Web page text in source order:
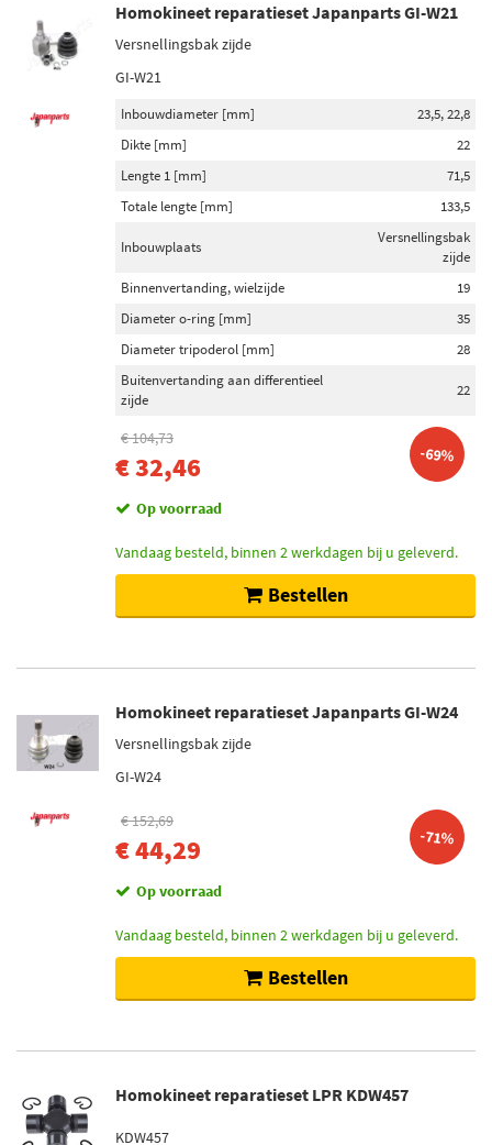
Homokineet reparatieset Japanparts GI-W21
Versnellingsbak zijde
GI-W21
Inbouwdiameter [mm]
23,5, 22,8
Dikte [mm]
22
Lengte 1 [mm]
71,5
Totale lengte [mm]
133,5
Inbouwplaats
Versnellingsbak
zijde
Binnenvertanding, wielzijde
19
Diameter o-ring [mm]
35
Diameter tripoderol [mm]
28
Buitenvertanding aan differentieel
zijde
22
€ 104,73
€ 32,46 -69%
Op voorraad
Vandaag besteld, binnen 2 werkdagen bij u geleverd.
Bestellen
Homokineet reparatieset Japanparts GI-W24
Versnellingsbak zijde
GI-W24
€ 152,69
€ 44,29 -71%
Op voorraad
Vandaag besteld, binnen 2 werkdagen bij u geleverd.
Bestellen
Homokineet reparatieset LPR KDW457
KDW457